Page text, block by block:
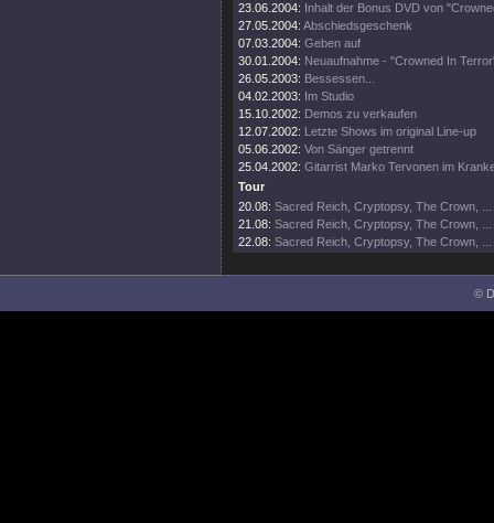
23.06.2004: Inhalt der Bonus DVD von
27.05.2004: Abschiedsgeschenk
07.03.2004: Geben auf
30.01.2004: Neuaufnahme - "Crowned In
26.05.2003: Bessessen...
04.02.2003: Im Studio
15.10.2002: Demos zu verkaufen
12.07.2002: Letzte Shows im original Line-up
05.06.2002: Von Sänger getrennt
25.04.2002: Gitarrist Marko Tervonen im
Tour
20.08: Sacred Reich, Cryptopsy, The Crown, ...
21.08: Sacred Reich, Cryptopsy, The Crown, ...
22.08: Sacred Reich, Cryptopsy, The Crown, ...
©